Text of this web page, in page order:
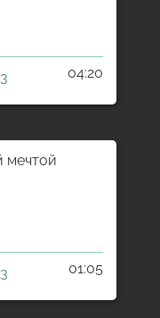
04:20
мечтой
01:05